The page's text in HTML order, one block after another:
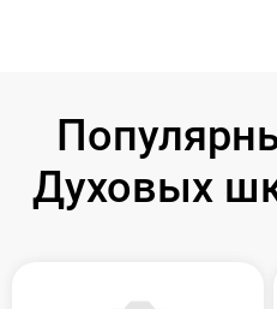
Духовых